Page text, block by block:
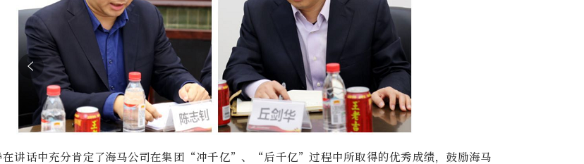
在讲话中充分肯定了海马公司在集团“冲千亿”、“后千亿”过程中所取得的优秀成绩，鼓励海马